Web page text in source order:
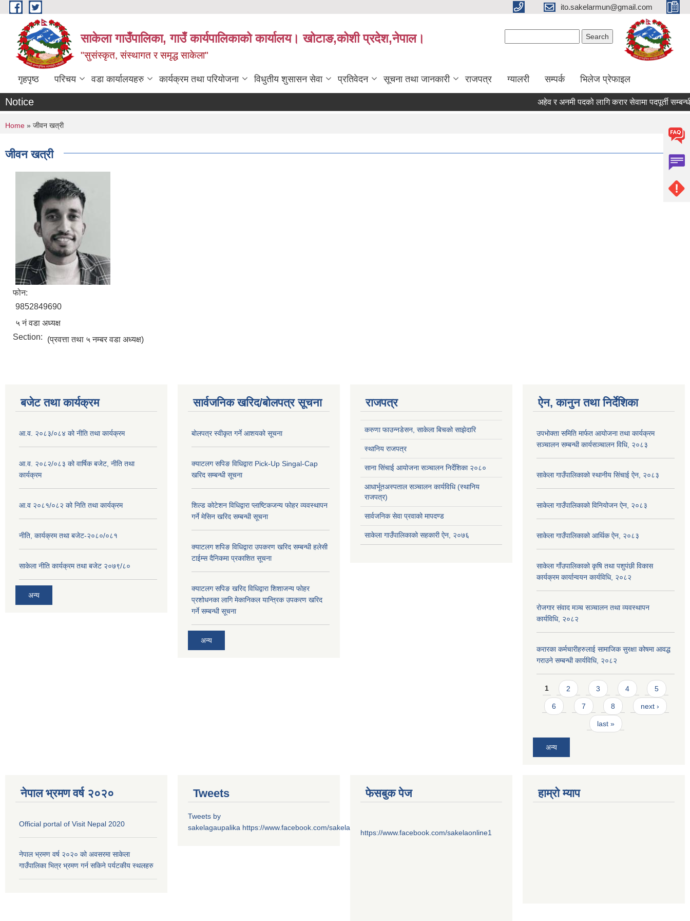
Skip to main content ito.sakelarmun@gmail.com
साकेला गाउँपालिका, गाउँ कार्यपालिकाको कार्यालय। खोटाङ,कोशी प्रदेश,नेपाल।
"सुसंस्कृत, संस्थागत र समृद्ध साकेला"
गृहपृष्ठ परिचय वडा कार्यालयहरु कार्यक्रम तथा परियोजना विधुतीय शुसासन सेवा प्रतिवेदन सूचना तथा जानकारी राजपत्र ग्यालरी सम्पर्क भिलेज प्रेफाइल
Notice अहेव र अनमी पदको लागि करार सेवामा पदपूर्ती सम्बन्धी
You are here
Home » जीवन खत्री
जीवन खत्री
फोन:
9852849690
५ नं वडा अध्यक्ष
Section:
(प्रवत्ता तथा ५ नम्बर वडा अध्यक्ष)
बजेट तथा कार्यक्रम
आ.व. २०८३/०८४ को नीति तथा कार्यक्रम
आ.व. २०८२/०८३ को वार्षिक बजेट, नीति तथा
कार्यक्रम
आ.व २०८१/०८२ को निति तथा कार्यक्रम
नीति, कार्यक्रम तथा बजेट-२०८०/०८१
साकेला नीति कार्यक्रम तथा बजेट २०७९/८०
अन्य
सार्वजनिक खरिद/बोलपत्र सूचना
बोलपत्र स्वीकृत गर्ने आशयको सूचना
क्याटलग सपिङ विधिद्वारा Pick-Up Singal-Cap
खरिद सम्बन्धी सूचना
शिल्ड कोटेशन विधिद्वारा प्लाष्टिकजन्य फोहर व्यवस्थापन
गर्ने मेसिन खरिद सम्बन्धी सूचना
क्याटलग शपिङ विधिद्वारा उपकरण खरिद सम्बन्धी हलेसी
टाईम्स दैनिकमा प्रकाशित सूचना
क्याटलग सपिङ खरिद विधिद्वारा शिशाजन्य फोहर
प्रशोधनका लागि मेकानिकल यान्त्रिक उपकरण खरिद
गर्ने सम्बन्धी सूचना
अन्य
राजपत्र
करुणा फाउन्नडेसन, साकेला बिचको साझेदारि
स्थानिय राजपत्र
साना सिंचाई आयोजना सञ्चालन निर्देशिका २०८०
आधार्भूतअस्पताल सञ्चालन कार्यविधि (स्थानिय
राजपत्र)
सार्वजनिक सेवा प्रवाको मापदण्ड
साकेला गाउँपालिकाको सहकारी ऐन, २०७६
ऐन, कानुन तथा निर्देशिका
उपभोक्ता समिति मार्फत आयोजना तथा कार्यक्रम
सञ्चालन सम्बन्धी कार्यसञ्चालन विधि, २०८३
साकेला गाउँपालिकाको स्थानीय सिंचाई ऐन, २०८३
साकेला गाउँपालिकाको विनियोजन ऐन, २०८३
साकेला गाउँपालिकाको आर्थिक ऐन, २०८३
साकेला गाँउपालिकाको कृषि तथा पशुपंछी विकास
कार्यक्रम कार्यान्वयन कार्यविधि, २०८२
रोजगार संवाद मञ्च सञ्चालन तथा व्यवस्थापन
कार्यविधि, २०८२
करारका कर्मचारीहरुलाई सामाजिक सुरक्षा कोषमा आवद्ध
गराउने सम्बन्धी कार्यविधि, २०८२
Pages
1 2 3 4 5
6 7 8 next ›
last »
अन्य
नेपाल भ्रमण वर्ष २०२०
Official portal of Visit Nepal 2020
नेपाल भ्रमण वर्ष २०२० को अवसरमा साकेला
गाउँपालिका भित्र भ्रमण गर्न सकिने पर्यटकीय स्थलहरु
Tweets
Tweets by
sakelagaupalika https://www.facebook.com/sakelaonline1
फेसबुक पेज
https://www.facebook.com/sakelaonline1
हाम्राे म्याप